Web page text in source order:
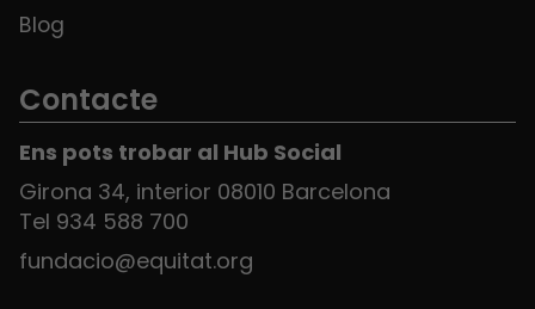
Blog
Contacte
Ens pots trobar al Hub Social
Girona 34, interior 08010 Barcelona
Tel 934 588 700
fundacio@equitat.org